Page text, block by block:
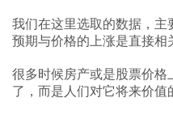
我们在这里选取的数据，主
预期与价格的上涨是直接相
很多时候房产或是股票价
了，而是人们对它将来价值